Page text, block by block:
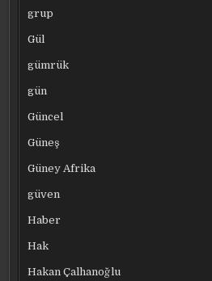
grup
Gül
gümrük
gün
Güncel
Güneş
Güney Afrika
güven
Haber
Hak
Hakan Çalhanoğlu